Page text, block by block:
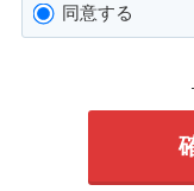
同意する